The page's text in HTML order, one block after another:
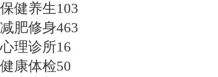
保健养生103
减肥修身463
心理诊所16
健康体检50